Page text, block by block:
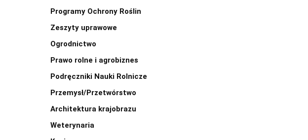
Programy Ochrony Roślin
Zeszyty uprawowe
Ogrodnictwo
Prawo rolne i agrobiznes
Podręczniki Nauki Rolnicze
Przemysł/Przetwórstwo
Architektura krajobrazu
Weterynaria